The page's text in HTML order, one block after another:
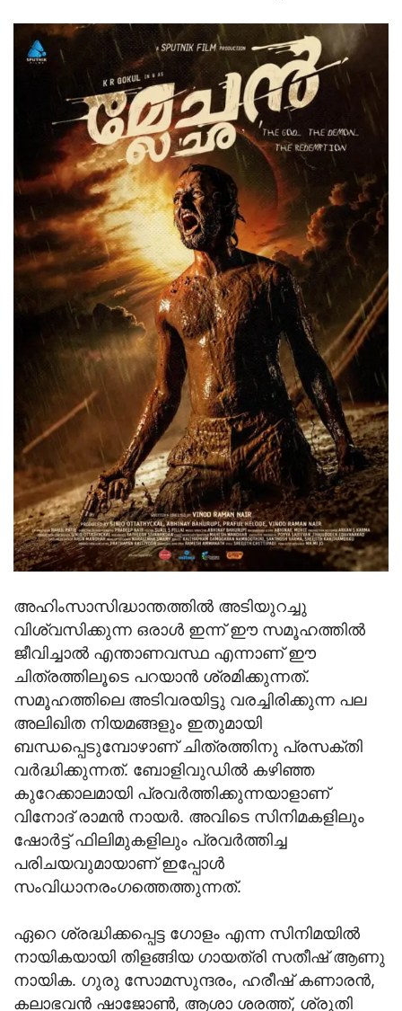
അഹിംസാസിദ്ധാന്തത്തില്‍ അടിയുറച്ചു
വിശ്വസിക്കുന്ന ഒരാള്‍ ഇന്ന് ഈ സമൂഹത്തില്‍
ജീവിച്ചാല്‍ എന്താണവസ്ഥ എന്നാണ് ഈ
ചിത്രത്തിലൂടെ പറയാന്‍ ശ്രമിക്കുന്നത്.
സമൂഹത്തിലെ അടിവരയിട്ടു വരച്ചിരിക്കുന്ന പല
അലിഖിത നിയമങ്ങളും ഇതുമായി
ബന്ധപ്പെടുമ്പോഴാണ് ചിത്രത്തിനു പ്രസക്തി
വര്‍ദ്ധിക്കുന്നത്. ബോളിവുഡില്‍ കഴിഞ്ഞ
കുറേക്കാലമായി പ്രവര്‍ത്തിക്കുന്നയാളാണ്
വിനോദ് രാമന്‍ നായര്‍. അവിടെ സിനിമകളിലും
ഷോര്‍ട്ട് ഫിലിമുകളിലും പ്രവര്‍ത്തിച്ച
പരിചയവുമായാണ് ഇപ്പോള്‍
സംവിധാനരംഗത്തെത്തുന്നത്.
ഏറെ ശ്രദ്ധിക്കപ്പെട്ട ഗോളം എന്ന സിനിമയില്‍
നായികയായി തിളങ്ങിയ ഗായത്രി സതീഷ് ആണു
നായിക. ഗുരു സോമസുന്ദരം, ഹരീഷ് കണാരന്‍,
കലാഭവന്‍ ഷാജോണ്‍, ആശാ ശരത്ത്, ശ്രുതി